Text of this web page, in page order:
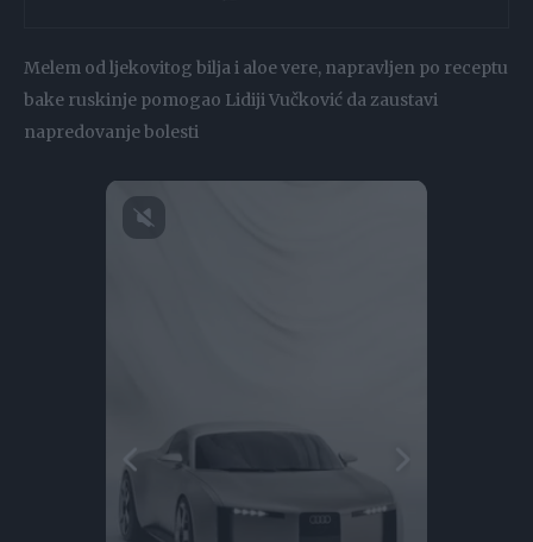
Melem od ljekovitog bilja i aloe vere, napravljen po receptu
bake ruskinje pomogao Lidiji Vučković da zaustavi
napredovanje bolesti